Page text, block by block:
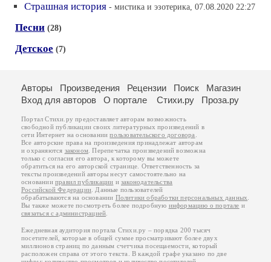
Страшная история - мистика и эзотерика, 07.08.2020 22:27
Песни (28)
Детское (7)
Авторы Произведения Рецензии Поиск
Магазин
Вход для авторов
О портале Стихи.ру Проза.ру
Портал Стихи.ру предоставляет авторам возможность
свободной публикации своих литературных произведений в
сети Интернет на основаниипользовательского договора
Все авторские права на произведения принадлежат авторам
и охраняются законом . Перепечатка произведений возможна
только с согласия его автора, к которому вы можете
обратиться на его авторской странице. Ответственность за
тексты произведений авторы несут самостоятельно на
основанииправил публикации изаконодательства
Российской Федерации . Данные пользователей
обрабатываются на основании Политики обработки персональных данных
Вы также можете посмотреть более подробную информацию о портале и
связаться с администрацией
Ежедневная аудитория портала Стихи.ру – порядка 200 тысяч
посетителей, которые в общей сумме просматривают более двух
миллионов страниц по данным счетчика посещаемости, который
расположен справа от этого текста. В каждой графе указано по две